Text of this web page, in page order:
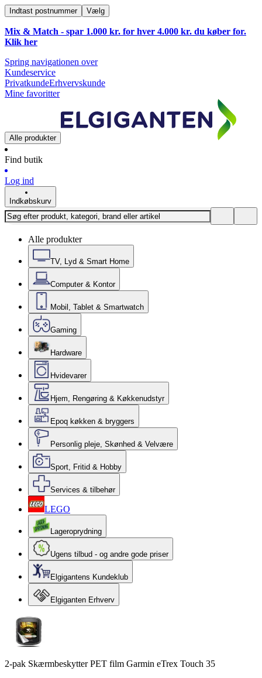
Indtast postnummer Vælg
Mix & Match - spar 1.000 kr. for hver 4.000 kr. du køber for.
Klik her
Spring navigationen over
Kundeservice
PrivatkundeErhvervskunde
Mine favoritter
Alle produkter
Find butik
Log ind
Indkøbskurv
Alle produkter
TV, Lyd & Smart Home
Computer & Kontor
Mobil, Tablet & Smartwatch
Gaming
Hardware
Hvidevarer
Hjem, Rengøring & Køkkenudstyr
Epoq køkken & bryggers
Personlig pleje, Skønhed & Velvære
Sport, Fritid & Hobby
Services & tilbehør
LEGO
Lageroprydning
Ugens tilbud - og andre gode priser
Elgigantens Kundeklub
Elgiganten Erhverv
2-pak Skærmbeskytter PET film Garmin eTrex Touch 35